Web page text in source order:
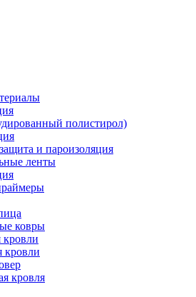
полистирол)
и пароизоляция
ленты
ковры
кровли
кровли
кровля